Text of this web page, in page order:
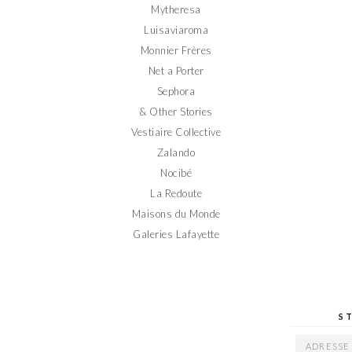
Mytheresa
Luisaviaroma
Monnier Frères
Net a Porter
Sephora
& Other Stories
Vestiaire Collective
Zalando
Nocibé
La Redoute
Maisons du Monde
Galeries Lafayette
ADRESSE